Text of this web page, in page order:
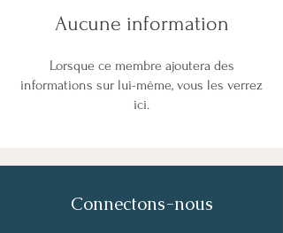
Aucune information
Lorsque ce membre ajoutera des
informations sur lui-même, vous les verrez
ici.
Connectons-nous